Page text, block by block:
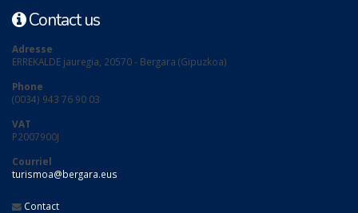
Contact us
Adresse
ERREKALDE jauregia, 20570 - Bergara (Gipuzkoa)
Phone
(0034) 943 76 90 03
VAT
P2007900J
Courriel
turismoa@bergara.eus
Contact